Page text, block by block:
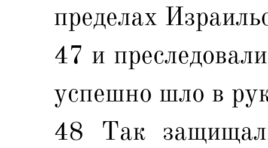
пределах
47 и
успешно шло в
48 Так